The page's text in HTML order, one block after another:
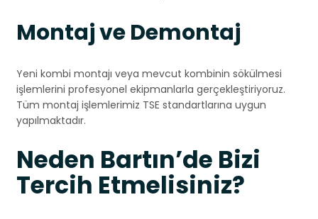
Montaj ve Demontaj
Yeni kombi montajı veya mevcut kombinin sökülmesi
işlemlerini profesyonel ekipmanlarla gerçekleştiriyoruz.
Tüm montaj işlemlerimiz TSE standartlarına uygun
yapılmaktadır.
Neden Bartın’de Bizi
Tercih Etmelisiniz?